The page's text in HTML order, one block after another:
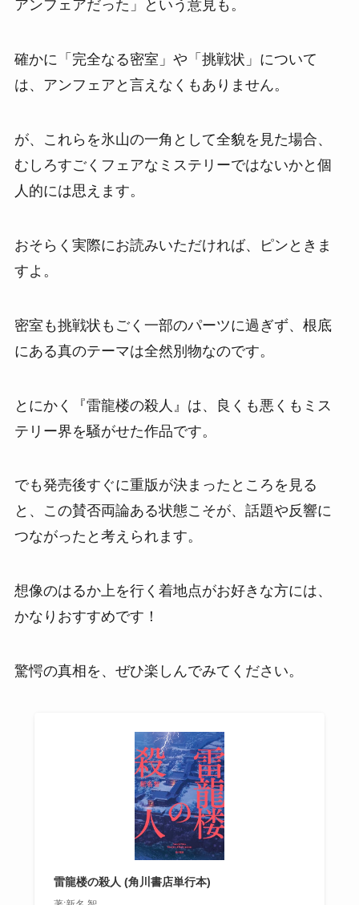
アンフェアだった」という意見も。
確かに「完全なる密室」や「挑戦状」について
は、アンフェアと言えなくもありません。
が、これらを氷山の一角として全貌を見た場合、
むしろすごくフェアなミステリーではないかと個
人的には思えます。
おそらく実際にお読みいただければ、ピンときま
すよ。
密室も挑戦状もごく一部のパーツに過ぎず、根底
にある真のテーマは全然別物なのです。
とにかく『雷龍楼の殺人』は、良くも悪くもミス
テリー界を騒がせた作品です。
でも発売後すぐに重版が決まったところを見る
と、この賛否両論ある状態こそが、話題や反響に
つながったと考えられます。
想像のはるか上を行く着地点がお好きな方には、
かなりおすすめです！
驚愕の真相を、ぜひ楽しんでみてください。
雷龍楼の殺人 (角川書店単行本)